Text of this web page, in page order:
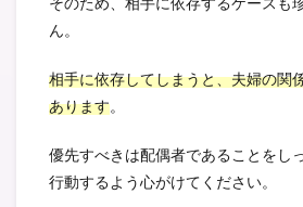
ん。
相手に依存してしまうと、夫婦の関
あります。
優先すべきは配偶者であることをし
行動するよう心がけてください。